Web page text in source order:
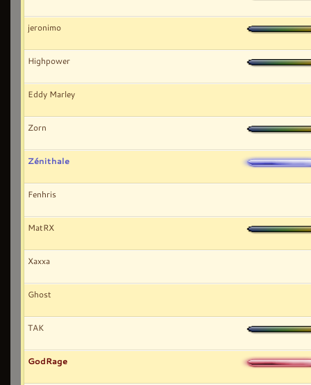
jeronimo
Highpower
Eddy Marley
Zorn
Zénithale
Fenhris
MatRX
Xaxxa
Ghost
TAK
GodRage